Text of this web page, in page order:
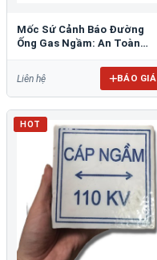
Mốc Sứ Cảnh Báo Đường
Ống Gas Ngầm: An Toàn
Liên hệ BÁO GIÁ
HOT